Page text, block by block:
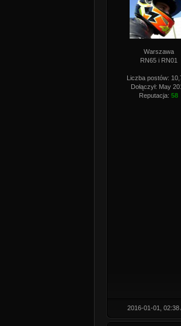
Warszawa
RN65 i RN01
Liczba postów:
Dołączył: May
Reputacja: 58
2016-01-01, 02:38